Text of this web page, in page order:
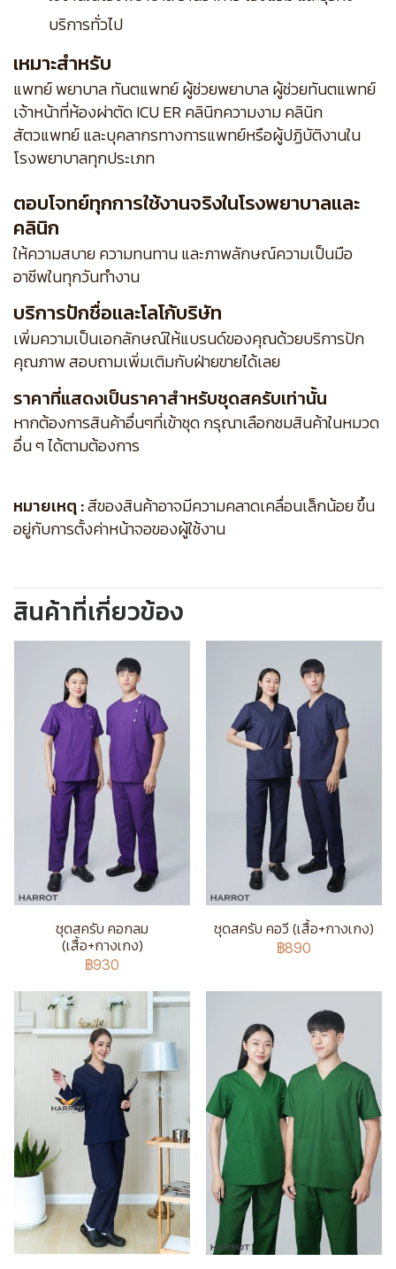
บริการทั่วไป
เหมาะสำหรับ
แพทย์ พยาบาล ทันตแพทย์ ผู้ช่วยพยาบาล ผู้ช่วยทันตแพทย์
เจ้าหน้าที่ห้องผ่าตัด ICU ER คลินิกความงาม คลินิก
สัตวแพทย์ และบุคลากรทางการแพทย์หรือผู้ปฏิบัติงานใน
โรงพยาบาลทุกประเภท
ตอบโจทย์ทุกการใช้งานจริงในโรงพยาบาลและ
คลินิก
ให้ความสบาย ความทนทาน และภาพลักษณ์ความเป็นมือ
อาชีพในทุกวันทำงาน
บริการปักชื่อและโลโก้บริษัท
เพิ่มความเป็นเอกลักษณ์ให้แบรนด์ของคุณด้วยบริการปัก
คุณภาพ สอบถามเพิ่มเติมกับฝ่ายขายได้เลย
ราคาที่แสดงเป็นราคาสำหรับชุดสครับเท่านั้น
หากต้องการสินค้าอื่นๆที่เข้าชุด กรุณาเลือกชมสินค้าในหมวด
อื่น ๆ ได้ตามต้องการ
หมายเหตุ :สีของสินค้าอาจมีความคลาดเคลื่อนเล็กน้อย ขึ้น
อยู่กับการตั้งค่าหน้าจอของผู้ใช้งาน
สินค้าที่เกี่ยวข้อง
ชุดสครับ คอกลม
(เสื้อ+กางเกง)
฿930
ชุดสครับ คอวี (เสื้อ+กางเกง)
฿890